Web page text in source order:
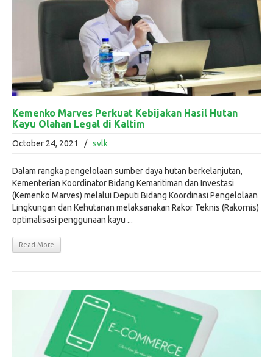
Kemenko Marves Perkuat Kebijakan Hasil Hutan
Kayu Olahan Legal di Kaltim
October 24, 2021 / svlk
Dalam rangka pengelolaan sumber daya hutan berkelanjutan,
Kementerian Koordinator Bidang Kemaritiman dan Investasi
(Kemenko Marves) melalui Deputi Bidang Koordinasi Pengelolaan
Lingkungan dan Kehutanan melaksanakan Rakor Teknis (Rakornis)
optimalisasi penggunaan kayu ...
Read More